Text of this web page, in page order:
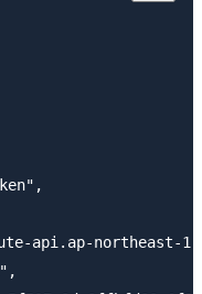
api.ap-northeast-